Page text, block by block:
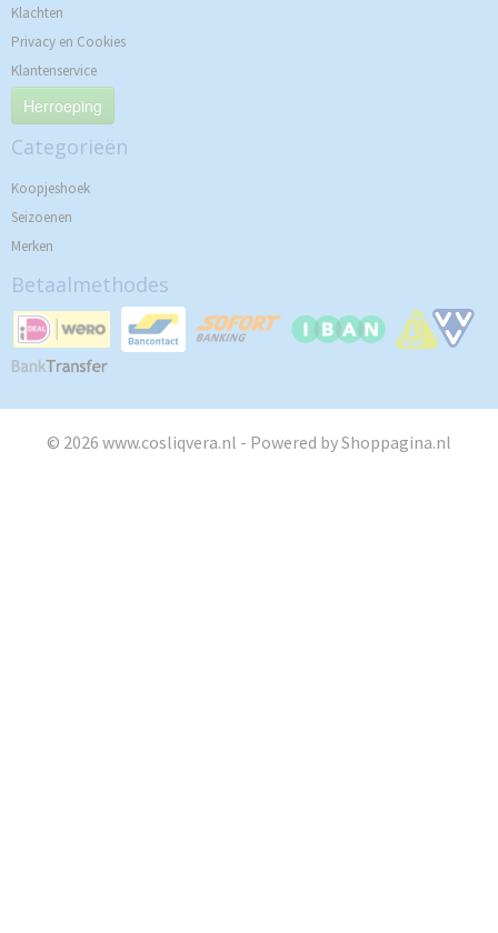
Klachten
Privacy en Cookies
Klantenservice
Herroeping
Categorieën
Koopjeshoek
Seizoenen
Merken
Betaalmethodes
© 2026 www.cosliqvera.nl - Powered by Shoppagina.nl